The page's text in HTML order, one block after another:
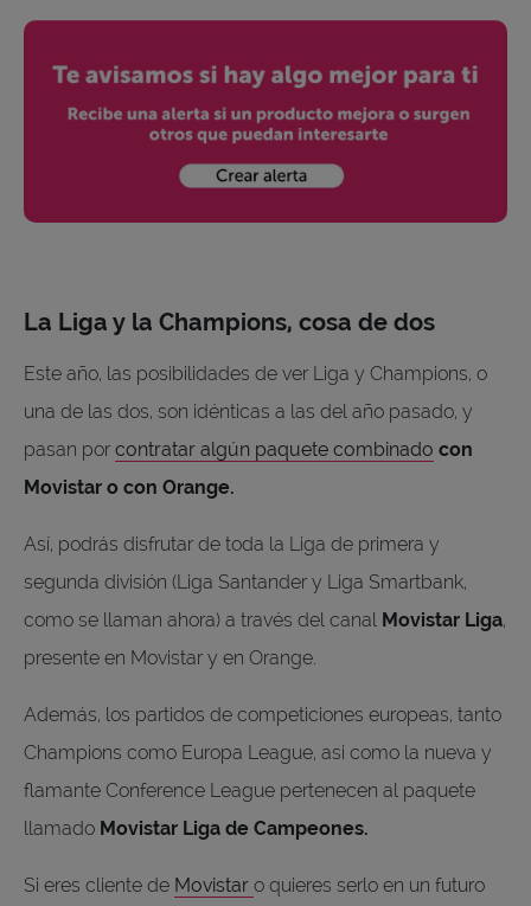
La Liga y la Champions, cosa de dos
Este año, las posibilidades de ver Liga y Champions, o
una de las dos, son idénticas a las del año pasado, y
pasan por contratar algún paquete combinado con
Movistar o con Orange.
Así, podrás disfrutar de toda la Liga de primera y
segunda división (Liga Santander y Liga Smartbank,
como se llaman ahora) a través del canal Movistar Liga,
presente en Movistar y en Orange.
Además, los partidos de competiciones europeas, tanto
Champions como Europa League, asi como la nueva y
flamante Conference League pertenecen al paquete
llamado Movistar Liga de Campeones.
Si eres cliente de Movistar o quieres serlo en un futuro